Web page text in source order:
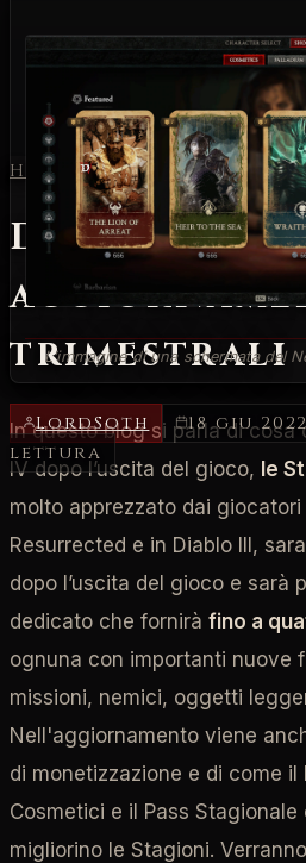
Home Diablo IV
Diablo IV:
trimestrali
LordSoth 18 giu
lettura
L’immagine di una schermata del
In questo blog si parla di cosa
IV dopo l’uscita del gioco, le
molto apprezzato dai giocatori
Resurrected e in Diablo III,
dopo l’uscita del gioco e sarà
dedicato che fornirà fino a
ognuna con importanti nuove
missioni, nemici, oggetti
Nell'aggiornamento viene
di monetizzazione e di come
Cosmetici e il Pass
migliorino le Stagioni.